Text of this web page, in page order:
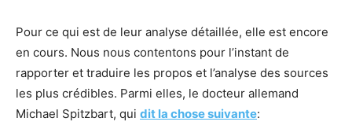
Pour ce qui est de leur analyse détaillée, elle est encore
en cours. Nous nous contentons pour l’instant de
rapporter et traduire les propos et l’analyse des sources
les plus crédibles. Parmi elles, le docteur allemand
Michael Spitzbart, qui dit la chose suivante: